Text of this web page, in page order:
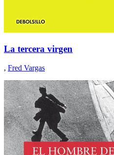
La tercera virgen
, Fred Vargas